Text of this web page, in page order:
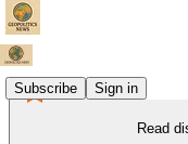
Subscribe Sign in
Read